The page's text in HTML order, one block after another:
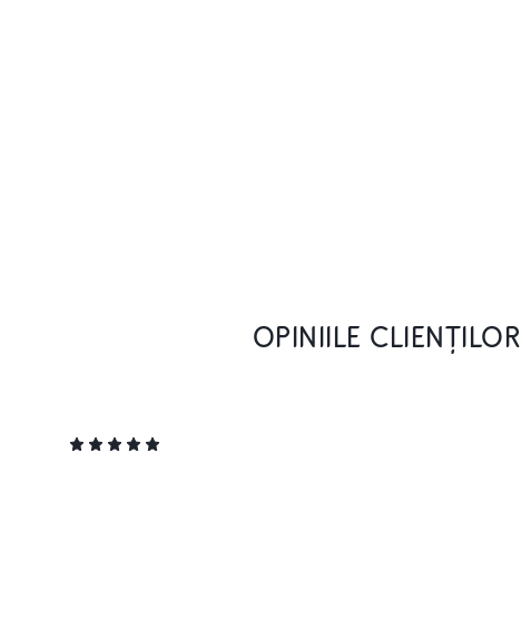
OPINIILE CLIENȚILOR